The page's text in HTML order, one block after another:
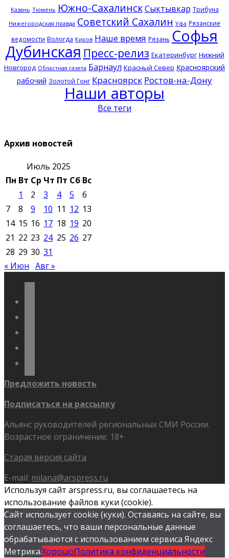
Казань Тюмень Южно-Сахалинск Сыктывкар Трибуна
Нижегородская правда Советский Сахалин Уфа Рязанские
ведомости Вологда Киров Наше время Рязань Софья
Дубинская Пресс-релиз Екатеринбург Нижний
Новгород Областная газета Барнаул Красный Север Красноярский
рабочий Золотой Гонг Красноярск Ростов-на-Дону
Наши авторы
Все теги
Архив новостей
Июль 2025
Пн Вт Ср Чт Пт Сб Вс
1
2 3 4 5
6
7
8 9 10 11 12 13
14 15 16 17 18 19 20
21 22 23 24 25 26 27
28 29 30 31
« Июн Авг »
Предложить новость
Подписаться на рассылку
Альянс руководителей региональных СМИ России.
Возрастное ограничение: 18+
Старая версия сайта
E-mail: milana@arspress.ru
Используя сайт arspress.ru, вы соглашаетесь на
использование файлов куки (cookie).
Сайт использует cookie (куки). Оставаясь на сайте, вы
соглашаетесь, что ваши персональные данные
обрабатываются с использованием сервиса Яндекс
Метрика.ХорошоПолитика конфиденциальности